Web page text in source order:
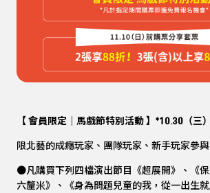
【 會員限定｜馬戲節特別活動 】*10.30（三
限北藝的成癮玩家、團隊玩家、新手玩家參與
●凡購買下列四檔演出節目《超展開》、《
六釐米》、《身為問題兒童的我，從一出生